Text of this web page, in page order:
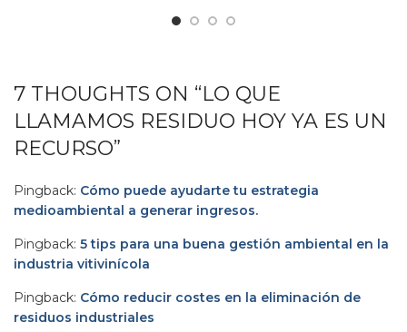
7 THOUGHTS ON “LO QUE
LLAMAMOS RESIDUO HOY YA ES UN
RECURSO”
Pingback: Cómo puede ayudarte tu estrategia
medioambiental a generar ingresos.
Pingback: 5 tips para una buena gestión ambiental en la
industria vitivinícola
Pingback: Cómo reducir costes en la eliminación de
residuos industriales